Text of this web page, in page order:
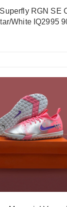
RGN SE
White IQ2995